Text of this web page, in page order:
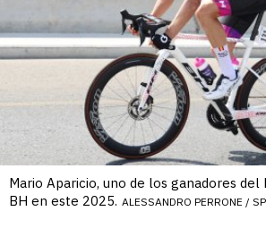
Mario Aparicio, uno de los ganadores
BH en este 2025. ALESSANDRO PERRONE /